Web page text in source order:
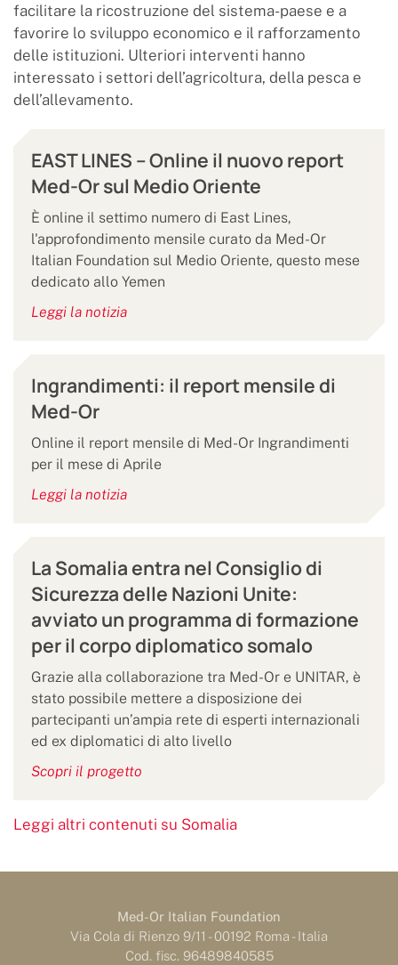
facilitare la ricostruzione del sistema-paese e a
favorire lo sviluppo economico e il rafforzamento
delle istituzioni. Ulteriori interventi hanno
interessato i settori dell’agricoltura, della pesca e
dell’allevamento.
EAST LINES – Online il nuovo report
Med-Or sul Medio Oriente
È online il settimo numero di East Lines,
l'approfondimento mensile curato da Med-Or
Italian Foundation sul Medio Oriente, questo mese
dedicato allo Yemen
Leggi la notizia
Ingrandimenti: il report mensile di
Med-Or
Online il report mensile di Med-Or Ingrandimenti
per il mese di Aprile
Leggi la notizia
La Somalia entra nel Consiglio di
Sicurezza delle Nazioni Unite:
avviato un programma di formazione
per il corpo diplomatico somalo
Grazie alla collaborazione tra Med-Or e UNITAR, è
stato possibile mettere a disposizione dei
partecipanti un’ampia rete di esperti internazionali
ed ex diplomatici di alto livello
Scopri il progetto
Leggi altri contenuti su Somalia
Med-Or Italian Foundation
Via Cola di Rienzo 9/11 - 00192 Roma - Italia
Cod. fisc. 96489840585